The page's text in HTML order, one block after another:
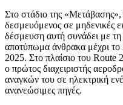
Στο στάδιο της
δεσμευόμενος σε μηδενικές
δέσμευση αυτή συνάδει με
αποτύπωμα άνθρακα μέχρι
2025. Στο πλαίσιο του Route
ο πρώτος διαχειριστής
αναγκών του σε ηλεκτρική
ανανεώσιμες πηγές.